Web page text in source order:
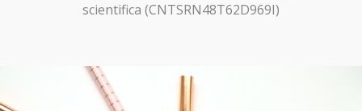
scientifica (CNTSRN48T62D969I)